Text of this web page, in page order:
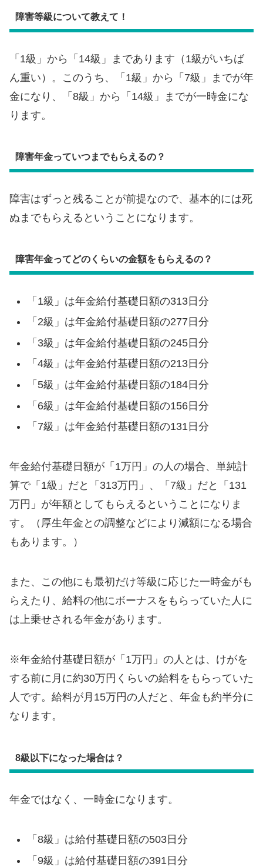
障害等級について教えて！
「1級」から「14級」まであります（1級がいちば
ん重い）。このうち、「1級」から「7級」までが年
金になり、「8級」から「14級」までが一時金にな
ります。
障害年金っていつまでもらえるの？
障害はずっと残ることが前提なので、基本的には死
ぬまでもらえるということになります。
障害年金ってどのくらいの金額をもらえるの？
「1級」は年金給付基礎日額の313日分
「2級」は年金給付基礎日額の277日分
「3級」は年金給付基礎日額の245日分
「4級」は年金給付基礎日額の213日分
「5級」は年金給付基礎日額の184日分
「6級」は年金給付基礎日額の156日分
「7級」は年金給付基礎日額の131日分
年金給付基礎日額が「1万円」の人の場合、単純計
算で「1級」だと「313万円」、「7級」だと「131
万円」が年額としてもらえるということになりま
す。（厚生年金との調整などにより減額になる場合
もあります。）
また、この他にも最初だけ等級に応じた一時金がも
らえたり、給料の他にボーナスをもらっていた人に
は上乗せされる年金があります。
※年金給付基礎日額が「1万円」の人とは、けがを
する前に月に約30万円くらいの給料をもらっていた
人です。給料が月15万円の人だと、年金も約半分に
なります。
8級以下になった場合は？
年金ではなく、一時金になります。
「8級」は給付基礎日額の503日分
「9級」は給付基礎日額の391日分